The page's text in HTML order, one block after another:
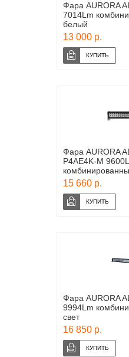
Фара AURORA
7014Lm
белый
13 000 р.
Фара AURORA
P4AE4K-M
15 660 р.
Фара AURORA
9994Lm
свет
16 850 р.